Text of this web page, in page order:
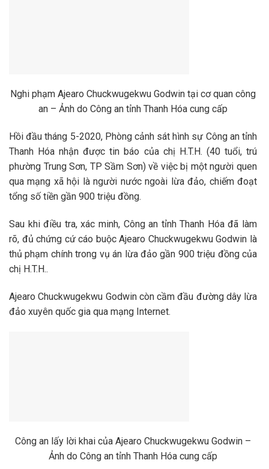
Nghi phạm Ajearo Chuckwugekwu Godwin tại cơ quan công
an – Ảnh do Công an tỉnh Thanh Hóa cung cấp
Hồi đầu tháng 5-2020, Phòng cảnh sát hình sự Công an tỉnh
Thanh Hóa nhận được tin báo của chị H.T.H. (40 tuổi, trú
phường Trung Sơn, TP Sầm Sơn) về việc bị một người quen
qua mạng xã hội là người nước ngoài lừa đảo, chiếm đoạt
tổng số tiền gần 900 triệu đồng.
Sau khi điều tra, xác minh, Công an tỉnh Thanh Hóa đã làm
rõ, đủ chứng cứ cáo buộc Ajearo Chuckwugekwu Godwin là
thủ phạm chính trong vụ án lừa đảo gần 900 triệu đồng của
chị H.T.H..
Ajearo Chuckwugekwu Godwin còn cầm đầu đường dây lừa
đảo xuyên quốc gia qua mạng Internet.
Công an lấy lời khai của Ajearo Chuckwugekwu Godwin –
Ảnh do Công an tỉnh Thanh Hóa cung cấp